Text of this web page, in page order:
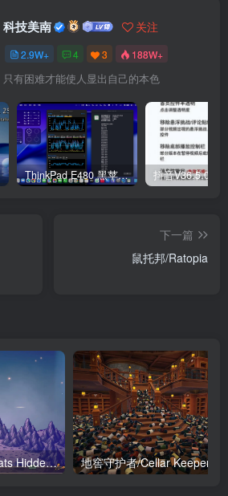
科技美南 关注
2.9W+ 4 3 188W+
只有困难才能使人显出自己的本色
ThinkPad E480 黑苹果完美Tahoe的EFI分享（2026.03.01更新） 抖音V36.5.0 内
下一篇
鼠托邦/Ratopia
躲猫猫音乐盒/Shy Cats Hidden Orchestra 2 – The Return 地窖守护者/Cellar Keeper